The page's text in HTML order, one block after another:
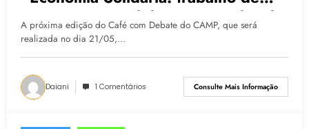
organizações solidárias em redes de
relações”
A próxima edição do Café com Debate do CAMP, que será
realizada no dia 21/05,…
Daiani 1 Comentários Consulte Mais Informação